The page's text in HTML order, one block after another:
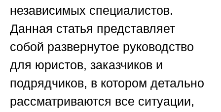
независимых специалистов.
Данная статья представляет
собой развернутое руководство
для юристов, заказчиков и
подрядчиков, в котором детально
рассматриваются все ситуации,